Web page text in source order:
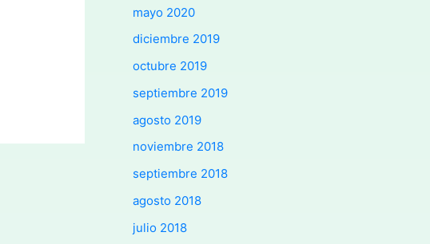
mayo 2020
diciembre 2019
octubre 2019
septiembre 2019
agosto 2019
noviembre 2018
septiembre 2018
agosto 2018
julio 2018